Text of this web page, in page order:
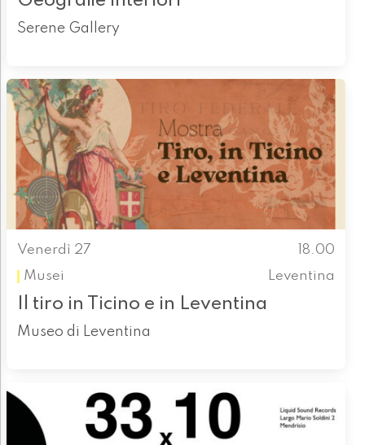
Serene Gallery
Venerdì 27
18.00
Musei
Leventina
Il tiro in Ticino e in Leventina
Museo di Leventina